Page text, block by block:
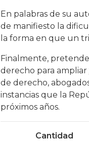
En palabras de su
de manifiesto la
la forma en que un
Finalmente,
derecho para
de derecho,
instancias que la
próximos años.
Cantidad